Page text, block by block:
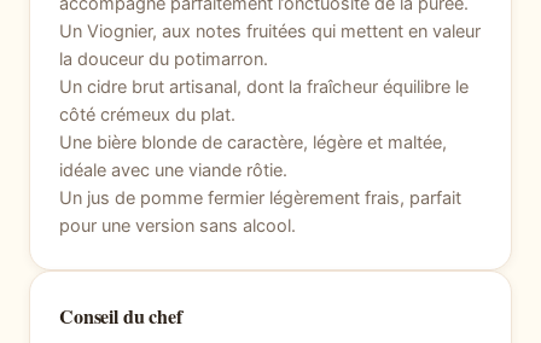
Un Viognier, aux notes fruitées qui mettent en valeur
la douceur du potimarron.
Un cidre brut artisanal, dont la fraîcheur équilibre le
côté crémeux du plat.
Une bière blonde de caractère, légère et maltée,
idéale avec une viande rôtie.
Un jus de pomme fermier légèrement frais, parfait
pour une version sans alcool.
Conseil du chef